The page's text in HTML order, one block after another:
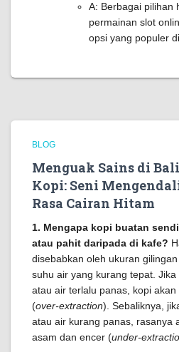
A: Berbagai pilihan
permainan slot
opsi yang populer
BLOG
Menguak Sains di
Kopi: Seni
Rasa Cairan Hitam
1. Mengapa kopi buatan
atau pahit daripada di kafe?
disebabkan oleh ukuran
suhu air yang kurang tepat.
atau air terlalu panas, kopi
(over-extraction). Sebaliknya,
atau air kurang panas, rasanya
asam dan encer (under-